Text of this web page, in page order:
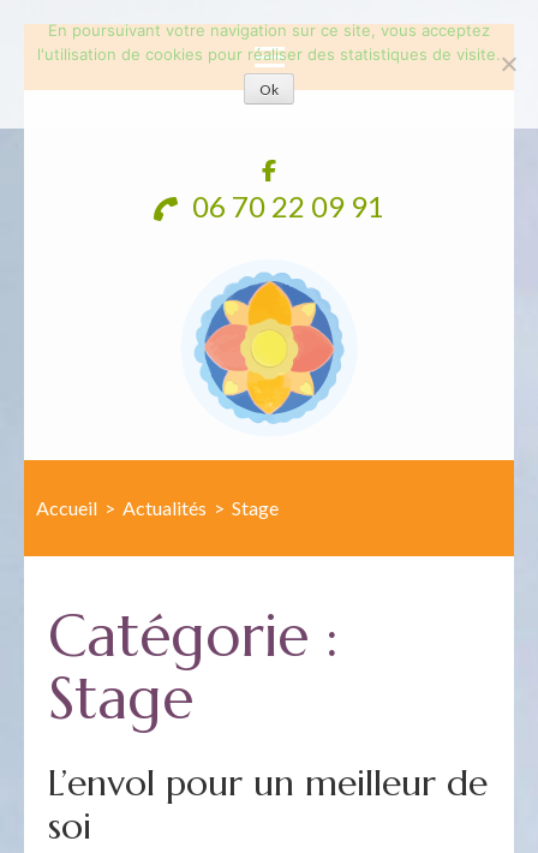
06 70 22 09 91
Accueil > Actualités > Stage
Catégorie :
Stage
L’envol pour un meilleur de
soi
En poursuivant votre navigation sur ce site, vous acceptez
l'utilisation de cookies pour réaliser des statistiques de visite.
Ok